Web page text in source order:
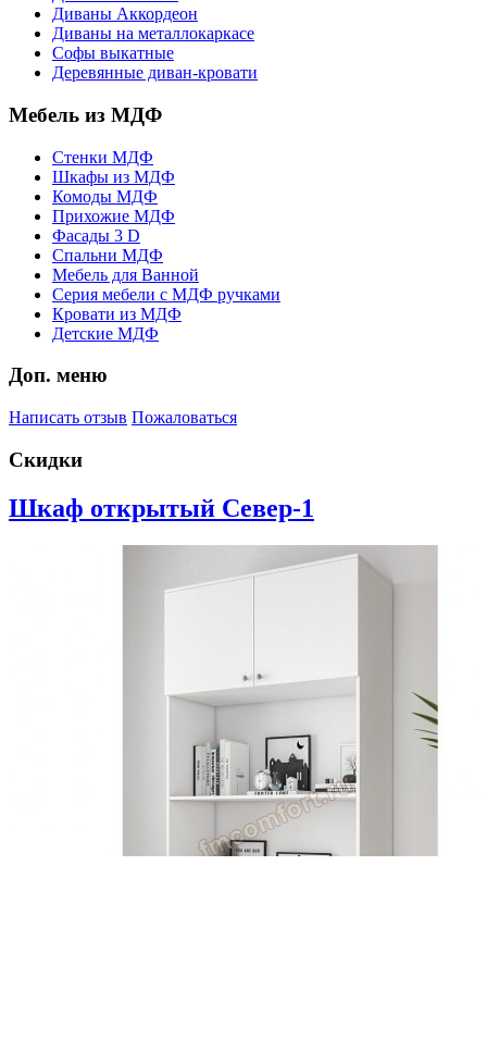
Диваны Аккордеон
Диваны на металлокаркасе
Софы выкатные
Деревянные диван-кровати
Мебель из МДФ
Стенки МДФ
Шкафы из МДФ
Комоды МДФ
Прихожие МДФ
Фасады 3 D
Спальни МДФ
Мебель для Ванной
Серия мебели с МДФ ручками
Кровати из МДФ
Детские МДФ
Доп. меню
Написать отзыв Пожаловаться
Скидки
Шкаф открытый Север-1